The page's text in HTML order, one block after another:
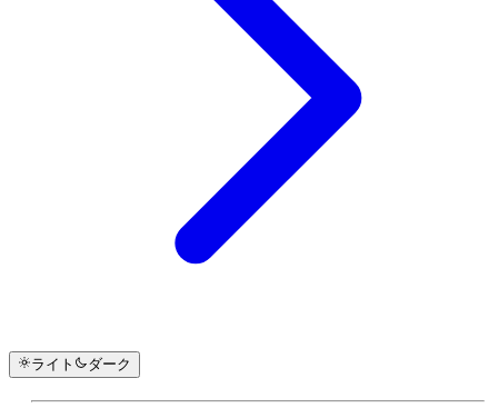
ライト ダーク